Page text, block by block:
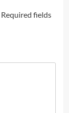
Required fields